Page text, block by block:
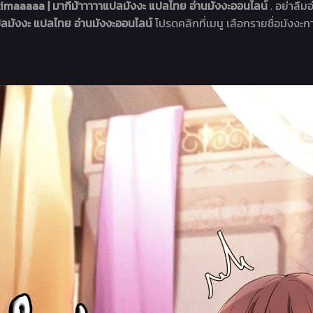
| มากีม้าาาาาแปลมังงะ แปลไทย อ่านมังงะออนไลน์. อย่าลืม
มังงะ แปลไทย อ่านมังงะออนไลน์โปรดคลิกที่เมนู เลือกรายชื่อมังงะ